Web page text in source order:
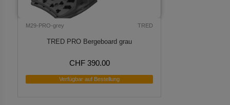
M29-PRO-grey TRED
TRED PRO Bergeboard grau
CHF 390.00
Verfügbar auf Bestellung